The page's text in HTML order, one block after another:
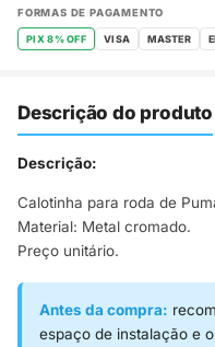
FORMAS DE PAGAMENTO
PIX 8% OFF VISA MASTER
Descrição do produto
Descrição:
Calotinha para roda de
Material: Metal cromado.
Preço unitário.
Antes da compra:
espaço de instalação e